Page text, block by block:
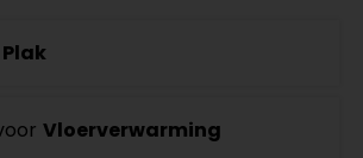
Plak
Vloerverwarming